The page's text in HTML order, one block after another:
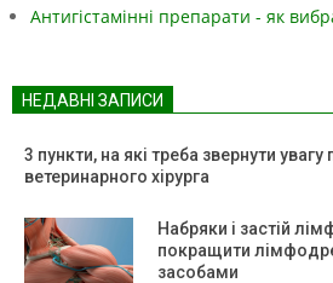
Антигістамінні препарати - як
НЕДАВНІ ЗАПИСИ
3 пункти, на які треба звернути увагу
ветеринарного хірурга
Набряки і застій
покращити
засобами